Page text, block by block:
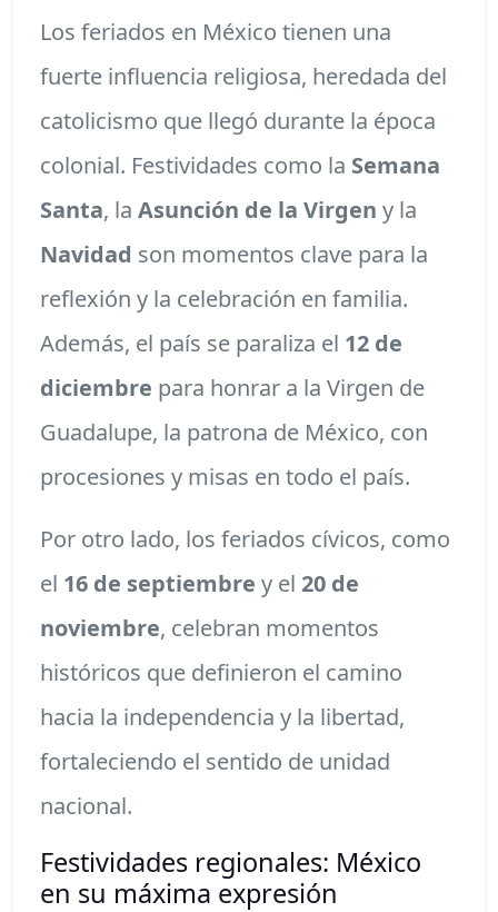
Los feriados en México tienen una
fuerte influencia religiosa, heredada del
catolicismo que llegó durante la época
colonial. Festividades como la Semana
Santa, la Asunción de la Virgen y la
Navidad son momentos clave para la
reflexión y la celebración en familia.
Además, el país se paraliza el 12 de
diciembre para honrar a la Virgen de
Guadalupe, la patrona de México, con
procesiones y misas en todo el país.
Por otro lado, los feriados cívicos, como
el 16 de septiembre y el 20 de
noviembre, celebran momentos
históricos que definieron el camino
hacia la independencia y la libertad,
fortaleciendo el sentido de unidad
nacional.
Festividades regionales: México
en su máxima expresión